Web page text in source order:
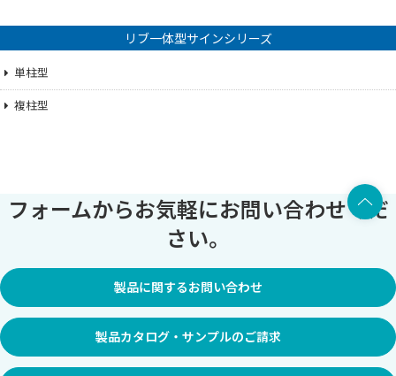
リブ一体型サインシリーズ
単柱型
複柱型
フォームからお気軽にお問い合わせくだ
さい。
製品に関するお問い合わせ
製品カタログ・サンプルのご請求